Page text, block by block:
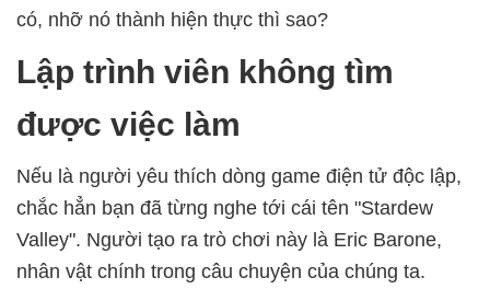
có, nhỡ nó thành hiện thực thì sao?
Lập trình viên không tìm
được việc làm
Nếu là người yêu thích dòng game điện tử độc lập,
chắc hẳn bạn đã từng nghe tới cái tên "Stardew
Valley". Người tạo ra trò chơi này là Eric Barone,
nhân vật chính trong câu chuyện của chúng ta.